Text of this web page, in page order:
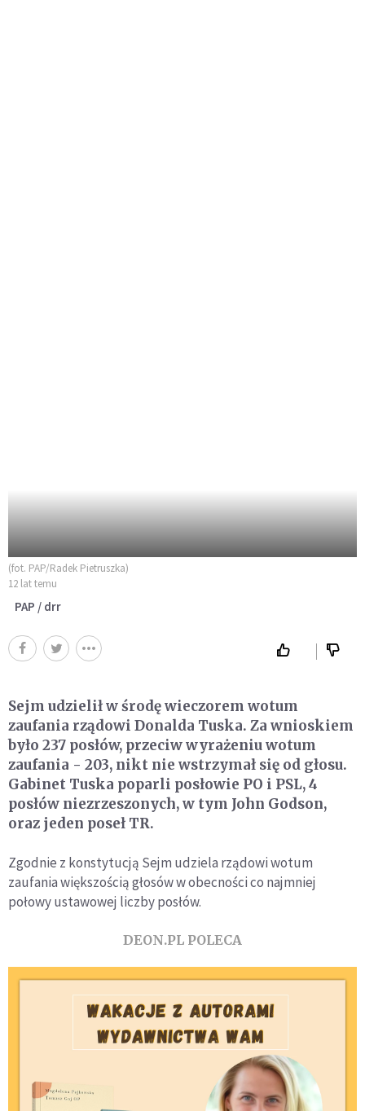
(fot. PAP/Radek Pietruszka)
12 lat temu
PAP / drr
Sejm udzielił w środę wieczorem wotum
zaufania rządowi Donalda Tuska. Za wnioskiem
było 237 posłów, przeciw wyrażeniu wotum
zaufania - 203, nikt nie wstrzymał się od głosu.
Gabinet Tuska poparli posłowie PO i PSL, 4
posłów niezrzeszonych, w tym John Godson,
oraz jeden poseł TR.
Zgodnie z konstytucją Sejm udziela rządowi wotum
zaufania większością głosów w obecności co najmniej
połowy ustawowej liczby posłów.
DEON.PL POLECA